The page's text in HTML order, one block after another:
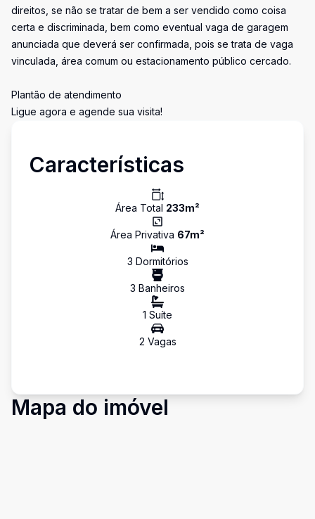
direitos, se não se tratar de bem a ser vendido como coisa
certa e discriminada, bem como eventual vaga de garagem
anunciada que deverá ser confirmada, pois se trata de vaga
vinculada, área comum ou estacionamento público cercado.
Plantão de atendimento
Ligue agora e agende sua visita!
Características
Área Total 233m²
Área Privativa 67m²
3 Dormitórios
3 Banheiros
1 Suíte
2 Vagas
Mapa do imóvel